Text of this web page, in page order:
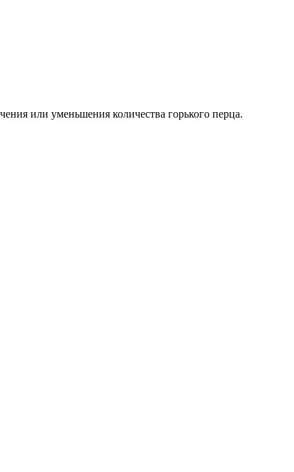
или уменьшения количества горького перца.